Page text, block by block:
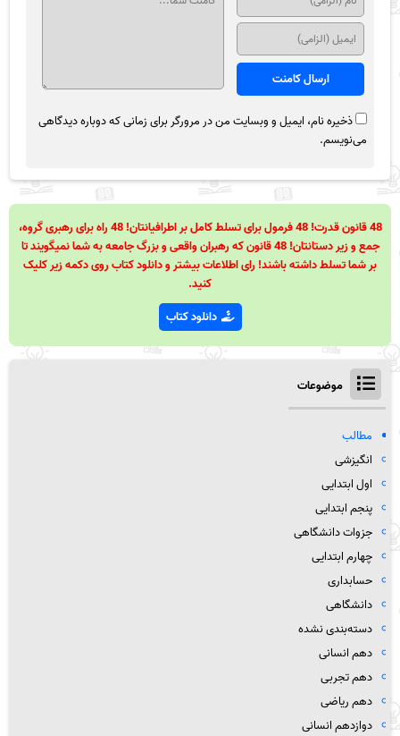
ذخیره نام، ایمیل و وبسایت من در مرورگر برای زمانی که دوباره دیدگاهی
می‌نویسم.
48 قانون قدرت! 48 فرمول برای تسلط کامل بر اطرافیانتان! 48 راه برای رهبری گروه،
جمع و زیر دستانتان! 48 قانون که رهبران واقعی و بزرگ جامعه به شما نمیگویند تا
بر شما تسلط داشته باشند! رای اطلاعات بیشتر و دانلود کتاب روی دکمه زیر کلیک
کنید.
دانلود کتاب
موضوعات
مطالب
انگیزشی
اول ابتدایی
پنجم ابتدایی
جزوات دانشگاهی
چهارم ابتدایی
حسابداری
دانشگاهی
دسته‌بندی نشده
دهم انسانی
دهم تجربی
دهم ریاضی
دوازدهم انسانی